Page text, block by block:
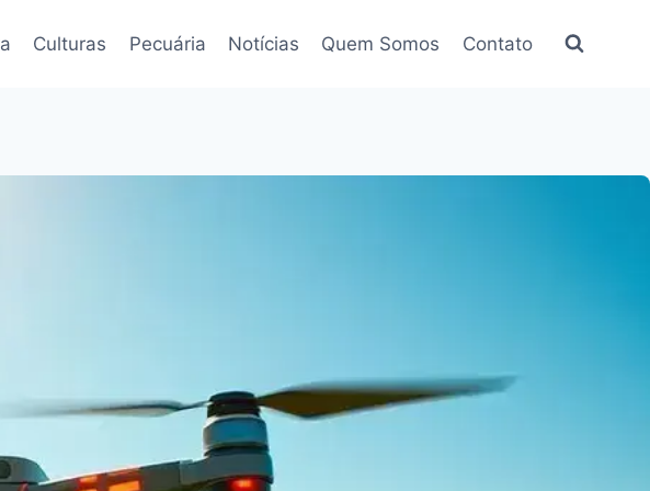
Culturas Pecuária Notícias Quem Somos Contato